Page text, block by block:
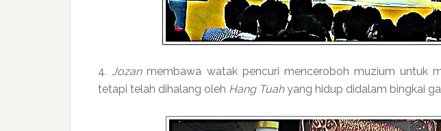
4.Jozanmembawa watak pencuri menceroboh muzium untuk
tetapi telah dihalang oleh Hang Tuahyang hidup didalam bingkai